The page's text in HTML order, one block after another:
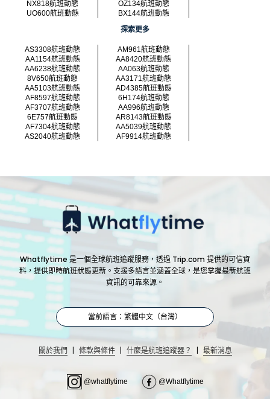
NX818航班動態
OZ134航班動態
UO600航班動態
BX144航班動態
探索更多
AS3308航班動態
AM961航班動態
AA1154航班動態
AA8420航班動態
AA6238航班動態
AA063航班動態
8V650航班動態
AA3171航班動態
AA5103航班動態
AD4385航班動態
AF8597航班動態
6H174航班動態
AF3707航班動態
AA996航班動態
6E757航班動態
AR8143航班動態
AF7304航班動態
AA5039航班動態
AS2040航班動態
AF9914航班動態
Whatflytime 是一個全球航班追蹤服務，透過 Trip.com 提供的可信資
料，提供即時航班狀態更新。支援多語言並涵蓋全球，是您掌握最新航班
資訊的可靠來源。
當前語言：繁體中文（台灣）
關於我們 | 條款與條件 | 什麼是航班追蹤器？ | 最新消息
@whatflytime @Whatflytime